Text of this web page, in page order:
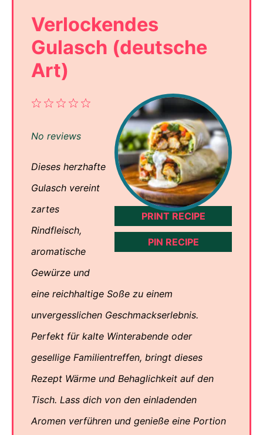
Verlockendes
Gulasch (deutsche
Art)
PRINT RECIPE
PIN RECIPE
4
3
2
1
No reviews
Dieses herzhafte
Gulasch vereint
zartes
Rindfleisch,
aromatische
Gewürze und
eine reichhaltige Soße zu einem
unvergesslichen Geschmackserlebnis.
Perfekt für kalte Winterabende oder
gesellige Familientreffen, bringt dieses
Rezept Wärme und Behaglichkeit auf den
Tisch. Lass dich von den einladenden
Aromen verführen und genieße eine Portion